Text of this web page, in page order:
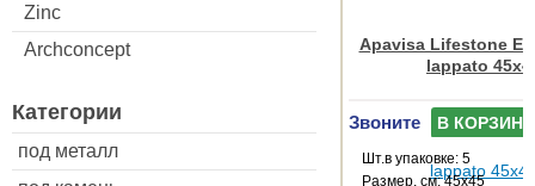
Zinc
Archconcept
Категории
под металл
Apavisa Lifestone
lappato
Звоните В КОРЗИНУ
Шт.в упаковке: 5
Размер, см: 45x45